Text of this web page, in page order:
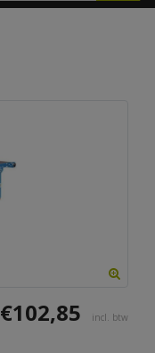
€102,85 incl. btw